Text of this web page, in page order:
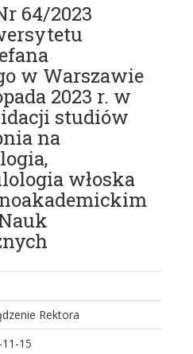
64/2023
w Warszawie
2023 r. w
studiów
na
włoska
Rektora
15